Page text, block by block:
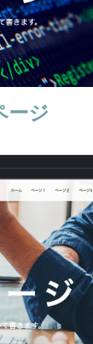
ージ